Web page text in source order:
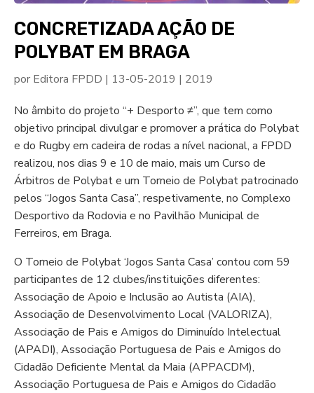
CONCRETIZADA AÇÃO DE
POLYBAT EM BRAGA
por Editora FPDD | 13-05-2019 | 2019
No âmbito do projeto “+ Desporto ≠”, que tem como
objetivo principal divulgar e promover a prática do Polybat
e do Rugby em cadeira de rodas a nível nacional, a FPDD
realizou, nos dias 9 e 10 de maio, mais um Curso de
Árbitros de Polybat e um Torneio de Polybat patrocinado
pelos “Jogos Santa Casa”, respetivamente, no Complexo
Desportivo da Rodovia e no Pavilhão Municipal de
Ferreiros, em Braga.
O Torneio de Polybat ‘Jogos Santa Casa’ contou com 59
participantes de 12 clubes/instituições diferentes:
Associação de Apoio e Inclusão ao Autista (AIA),
Associação de Desenvolvimento Local (VALORIZA),
Associação de Pais e Amigos do Diminuído Intelectual
(APADI), Associação Portuguesa de Pais e Amigos do
Cidadão Deficiente Mental da Maia (APPACDM),
Associação Portuguesa de Pais e Amigos do Cidadão